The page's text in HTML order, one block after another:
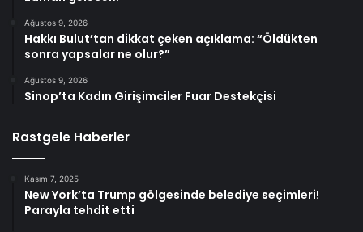
Ağustos 9, 2026
Hakkı Bulut’tan dikkat çeken açıklama: “Öldükten
sonra yapsalar ne olur?”
Ağustos 9, 2026
Sinop’ta Kadın Girişimciler Fuar Destekçisi
Rastgele Haberler
Kasım 7, 2025
New York’ta Trump gölgesinde belediye seçimleri!
Parayla tehdit etti